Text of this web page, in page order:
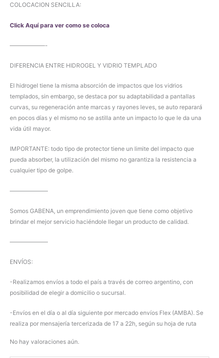
COLOCACION SENCILLA:
Click Aquí para ver como se coloca
——————-
DIFERENCIA ENTRE HIDROGEL Y VIDRIO TEMPLADO
El hidrogel tiene la misma absorción de impactos que los vidrios
templados, sin embargo, se destaca por su adaptabilidad a pantallas
curvas, su regeneración ante marcas y rayones leves, se auto reparará
en pocos días y el mismo no se astilla ante un impacto lo que le da una
vida útil mayor.
IMPORTANTE: todo tipo de protector tiene un limite del impacto que
pueda absorber, la utilización del mismo no garantiza la resistencia a
cualquier tipo de golpe.
——————–
Somos GABENA, un emprendimiento joven que tiene como objetivo
brindar el mejor servicio haciéndole llegar un producto de calidad.
——————–
ENVÍOS:
-Realizamos envíos a todo el país a través de correo argentino, con
posibilidad de elegir a domicilio o sucursal.
-Envíos en el día o al día siguiente por mercado envíos Flex (AMBA). Se
realiza por mensajería tercerizada de 17 a 22h, según su hoja de ruta
No hay valoraciones aún.